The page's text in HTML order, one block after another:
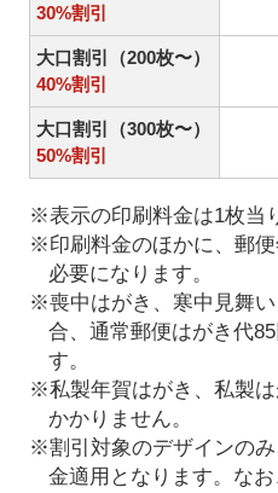
30%割引
大口割引（200枚〜）
40%割引
大口割引（300枚〜）
50%割引
※表示の印刷料金は1枚当
※印刷料金のほかに、郵
必要になります。
※喪中はがき、寒中見舞
合、通常郵便はがき代
す。
※私製年賀はがき、私製
かかりません。
※割引対象のデザインの
金適用となります。な